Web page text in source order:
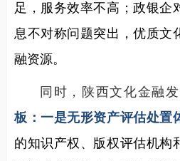
足，服务效率不高；政银企
息不对称问题突出，优质文
融资源。
同时，陕西文化金融
板：一是无形资产评估处置
的知识产权、版权评估机构